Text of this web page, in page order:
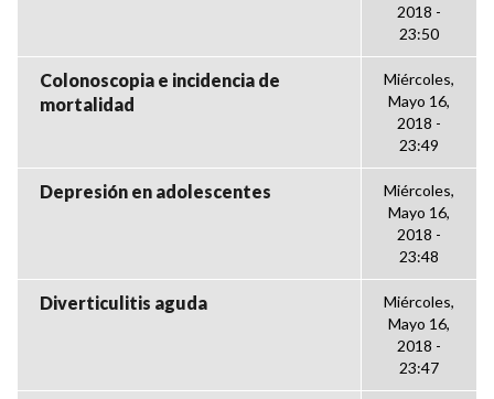
2018 -
23:50
Colonoscopia e incidencia de
mortalidad
Miércoles,
Mayo 16,
2018 -
23:49
Depresión en adolescentes
Miércoles,
Mayo 16,
2018 -
23:48
Diverticulitis aguda
Miércoles,
Mayo 16,
2018 -
23:47